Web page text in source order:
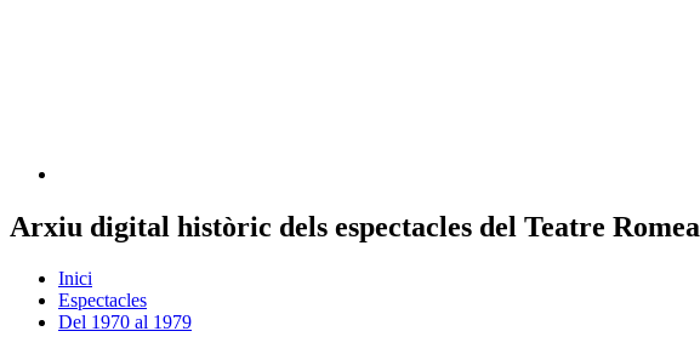
Arxiu digital històric dels espectacles del Teatre Romea
Inici
Espectacles
Del 1970 al 1979